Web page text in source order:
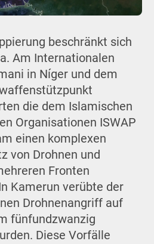
beschränkt sich
Am Internationalen
in Níger und dem
die dem Islamischen
Organisationen ISWAP
einen komplexen
von Drohnen und
Fronten
Kamerun verübte der
Drohnenangriff auf
fünfundzwanzig
Diese Vorfälle